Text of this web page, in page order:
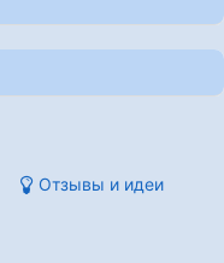
Отзывы и идеи